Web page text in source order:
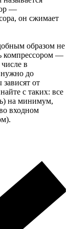
—
он сжимает
образом не
компрессором —
в
нужно до
от
с таких: все
на минимум,
входном